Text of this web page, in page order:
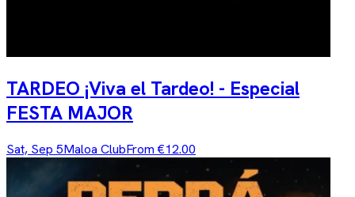
TARDEO ¡Viva el Tardeo! - Especial
FESTA MAJOR
Sat, Sep 5Maloa ClubFrom €12.00